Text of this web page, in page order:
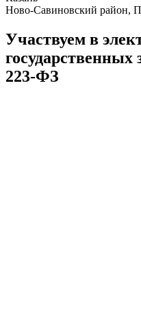
Ново-Савиновский район,
Участвуем в
223-ФЗ